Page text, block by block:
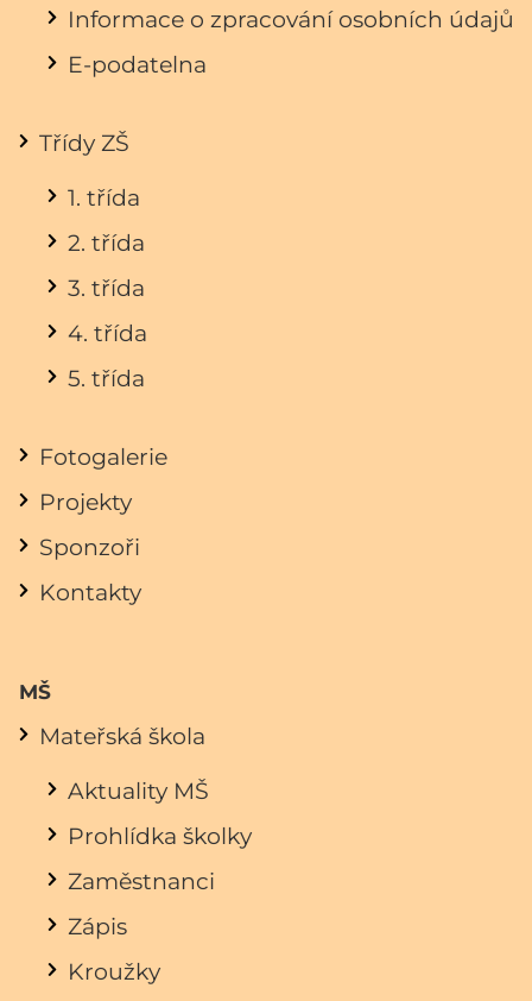
Informace o zpracování osobních údajů
E-podatelna
Třídy ZŠ
1. třída
2. třída
3. třída
4. třída
5. třída
Fotogalerie
Projekty
Sponzoři
Kontakty
MŠ
Mateřská škola
Aktuality MŠ
Prohlídka školky
Zaměstnanci
Zápis
Kroužky